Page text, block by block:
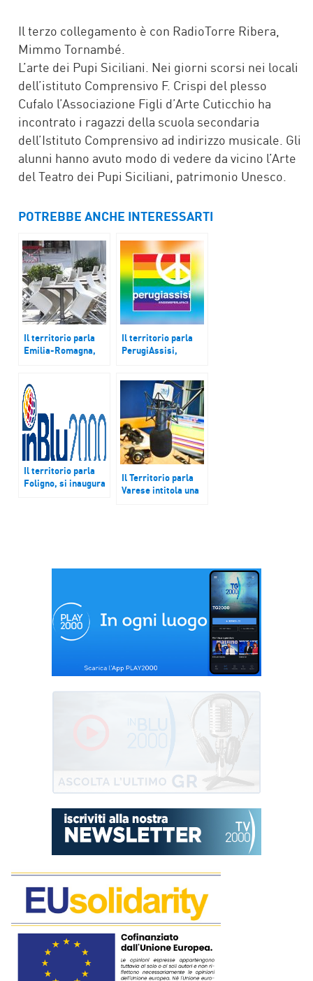
Il terzo collegamento è con RadioTorre Ribera,
Mimmo Tornambé.
L’arte dei Pupi Siciliani. Nei giorni scorsi nei locali
dell’istituto Comprensivo F. Crispi del plesso
Cufalo l’Associazione Figli d’Arte Cuticchio ha
incontrato i ragazzi della scuola secondaria
dell’Istituto Comprensivo ad indirizzo musicale. Gli
alunni hanno avuto modo di vedere da vicino l’Arte
del Teatro dei Pupi Siciliani, patrimonio Unesco.
POTREBBE ANCHE INTERESSARTI
Il territorio parla
Emilia-Romagna,
e coprifuoco;
Saronno, povertà:
aumentano gli ospiti
della mensa di
Betania; Senigallia:
premio letterario
‘Emma Fabini’
Il territorio parla
PerugiAssisi,
pace. Ballarò,
riapre MoltiVolti
dopo l’incendio.
Brindisi, nasce
“Case di Quartiere”
Il territorio parla
Foligno, si inaugura
rifacimento della
Il Territorio parla
Varese intitola una